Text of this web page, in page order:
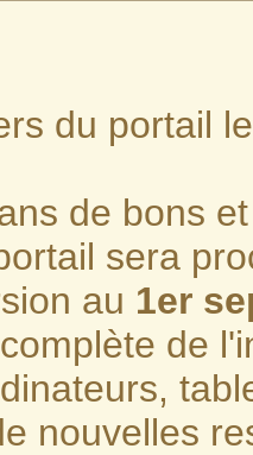
du portail
de bons
sera
au 1er
de
nouvelles